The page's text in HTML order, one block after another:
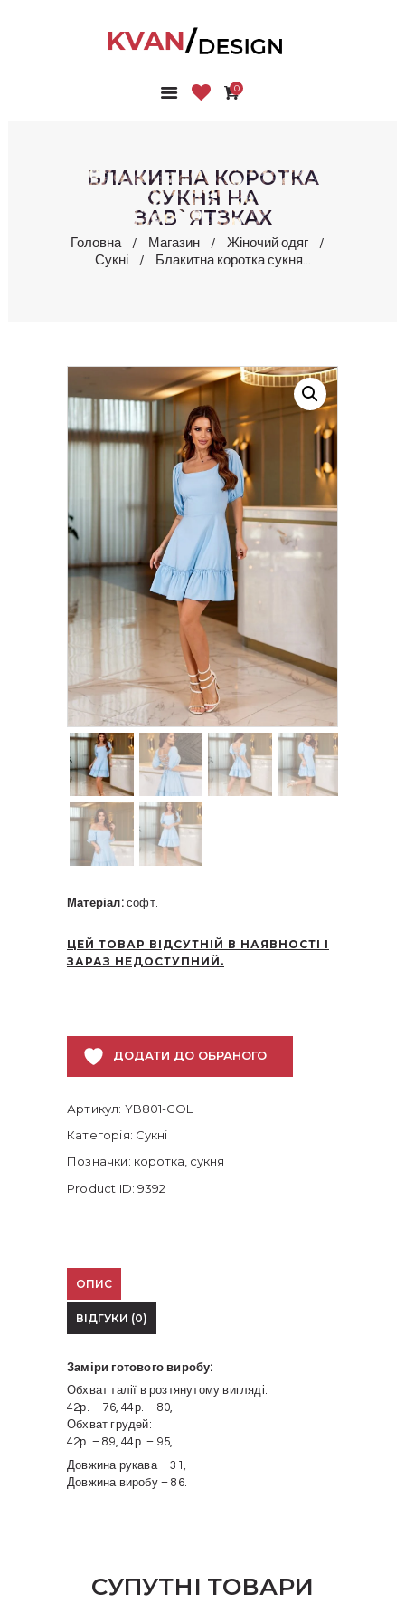
0
БЛАКИТНА КОРОТКА
СУКНЯ НА
ЗАВ`ЯТЗКАХ
Головна Магазин
Жіночий одяг
Сукні
Блакитна коротка сукня...
ГОЛОВНА
ПРО НАС
КОНТАКТИ
Матеріал:софт.
ЦЕЙ ТОВАР ВІДСУТНІЙ В НАЯВНОСТІ І
ЗАРАЗ НЕДОСТУПНИЙ.
ДОДАТИ ДО ОБРАНОГО
Артикул: YB801-GOL
Категорія: Сукні
Позначки: коротка, сукня
Product ID:9392
ОПИС
ВІДГУКИ (0)
Заміри готового виробу:
Обхват талії в розтянутому вигляді:
42р. – 76, 44р. – 80,
Обхват грудей:
42р. – 89, 44р. – 95,
Довжина рукава – 31,
Довжина виробу – 86.
СУПУТНІ ТОВАРИ